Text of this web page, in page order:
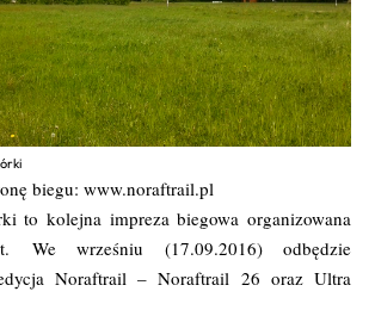
biegu: www.noraftrail.pl
to kolejna impreza biegowa organizowana
We wrześniu (17.09.2016) odbędzie
Noraftrail – Noraftrail 26 oraz Ultra